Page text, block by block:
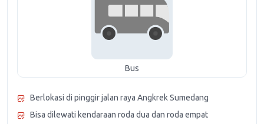
Bus
Berlokasi di pinggir jalan raya Angkrek Sumedang
Bisa dilewati kendaraan roda dua dan roda empat